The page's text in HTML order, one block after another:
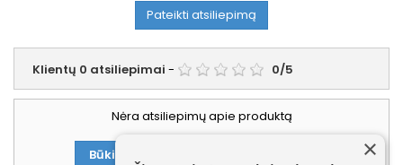
Pateikti atsiliepimą
Klientų 0 atsiliepimai - 0/5
Nėra atsiliepimų apie produktą
Būkite pirmasis parašęs atsiliepimą! ×